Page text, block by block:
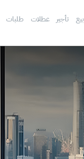
بيع تأجير عطلات طلبات